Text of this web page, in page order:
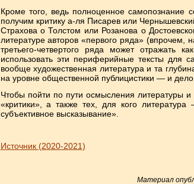
Кроме того, ведь полноценное самопознание
получим критику а-ля Писарев или
Страхова о Толстом или Розанова о
литературе авторов «первого ряда»
третьего-четвертого ряда может отражать
использовать эти периферийные тексты для
вообще художественная литература и та
на уровне общественной публицистики — и дело
Чтобы пойти по пути осмысления литературы и
«критики», а также тех, для кого
субъективное высказывание».
Источник (2020-2021)
Материал